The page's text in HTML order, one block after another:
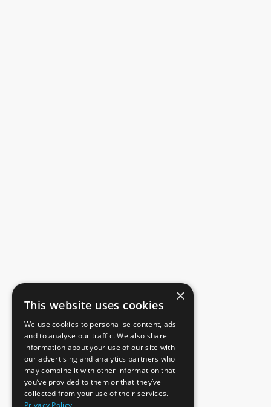
×
This website uses cookies
We use cookies to personalise content, ads
and to analyse our traffic. We also share
information about your use of our site with
our advertising and analytics partners who
may combine it with other information that
you’ve provided to them or that they’ve
collected from your use of their services.
Privacy Policy